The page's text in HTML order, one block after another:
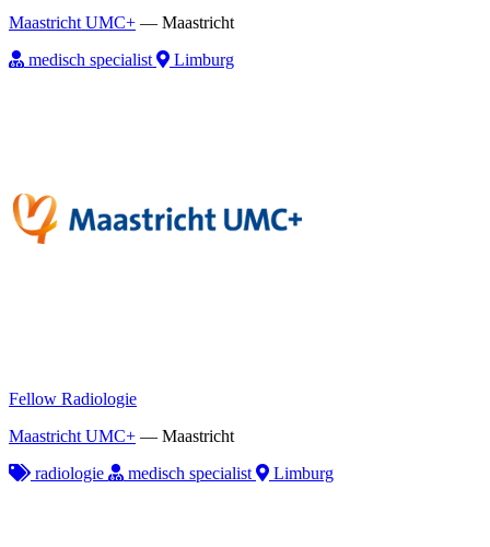
Maastricht UMC+ — Maastricht
medisch specialist
Limburg
Fellow Radiologie
Maastricht UMC+ — Maastricht
radiologie
medisch specialist Limburg